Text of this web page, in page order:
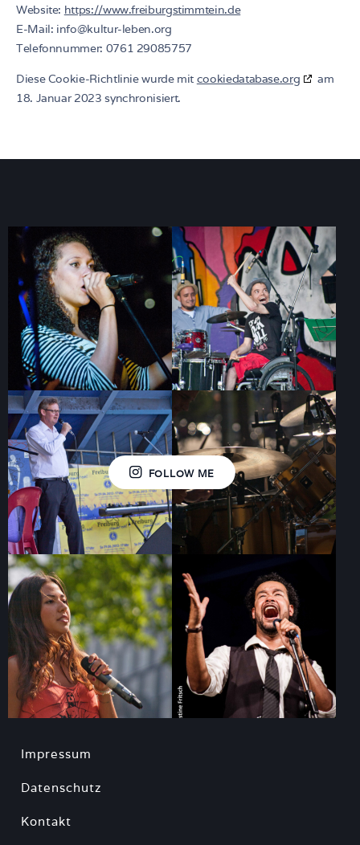
Website: https://www.freiburgstimmtein.de
E-Mail: info@kultur-leben.org
Telefonnummer: 0761 29085757
Diese Cookie-Richtlinie wurde mit cookiedatabase.org
am
18. Januar 2023 synchronisiert.
FOLLOW ME
Impressum
Datenschutz
Kontakt